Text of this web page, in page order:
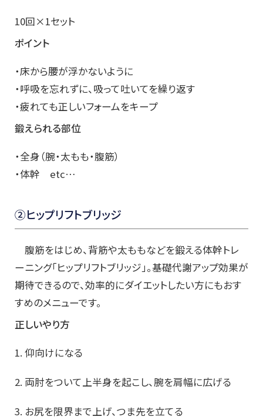
10回×1セット
ポイント
・床から腰が浮かないように
・呼吸を忘れずに、吸って吐いてを繰り返す
・疲れても正しいフォームをキープ
鍛えられる部位
・全身（腕・太もも・腹筋）
・体幹 etc…
②ヒップリフトブリッジ
腹筋をはじめ、背筋や太ももなどを鍛える体幹トレ
ーニング「ヒップリフトブリッジ」。基礎代謝アップ効果が
期待できるので、効率的にダイエットしたい方にもおす
すめのメニューです。
正しいやり方
1. 仰向けになる
2. 両肘をついて上半身を起こし、腕を肩幅に広げる
3. お尻を限界まで上げ、つま先を立てる